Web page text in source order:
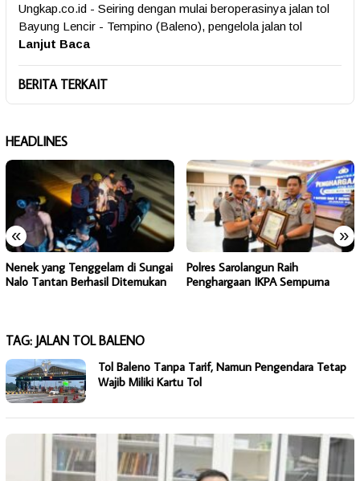
Ungkap.co.id - Seiring dengan mulai beroperasinya jalan tol
Bayung Lencir - Tempino (Baleno), pengelola jalan tol
Lanjut Baca
BERITA TERKAIT
HEADLINES
« »
Nenek yang Tenggelam di Sungai
Nalo Tantan Berhasil Ditemukan
Polres Sarolangun Raih
Penghargaan IKPA Sempurna
TAG: JALAN TOL BALENO
Tol Baleno Tanpa Tarif, Namun Pengendara Tetap
Wajib Miliki Kartu Tol